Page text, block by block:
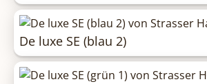
De luxe SE (blau 2)